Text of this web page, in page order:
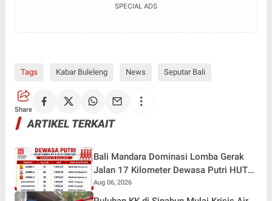
SPECIAL ADS
Tags Kabar Buleleng News Seputar Bali
Share
ARTIKEL TERKAIT
Bali Mandara Dominasi Lomba Gerak
Jalan 17 Kilometer Dewasa Putri HUT
RI ke-81 di Buleleng
Aug 06, 2026